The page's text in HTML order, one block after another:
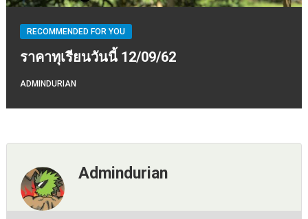
RECOMMENDED FOR YOU
ราคาทุเรียนวันนี้ 12/09/62
ADMINDURIAN
Admindurian